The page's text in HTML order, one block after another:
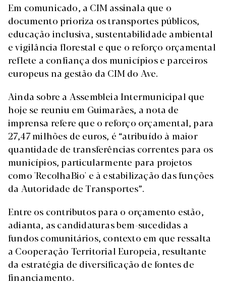
Em comunicado, a CIM assinala que o
documento prioriza os transportes públicos,
educação inclusiva, sustentabilidade ambiental
e vigilância florestal e que o reforço orçamental
reflete a confiança dos municípios e parceiros
europeus na gestão da CIM do Ave.
Ainda sobre a Assembleia Intermunicipal que
hoje se reuniu em Guimarães, a nota de
imprensa refere que o reforço orçamental, para
27,47 milhões de euros, é “atribuído à maior
quantidade de transferências correntes para os
municípios, particularmente para projetos
como 'RecolhaBio' e à estabilização das funções
da Autoridade de Transportes”.
Entre os contributos para o orçamento estão,
adianta, as candidaturas bem-sucedidas a
fundos comunitários, contexto em que ressalta
a Cooperação Territorial Europeia, resultante
da estratégia de diversificação de fontes de
financiamento.